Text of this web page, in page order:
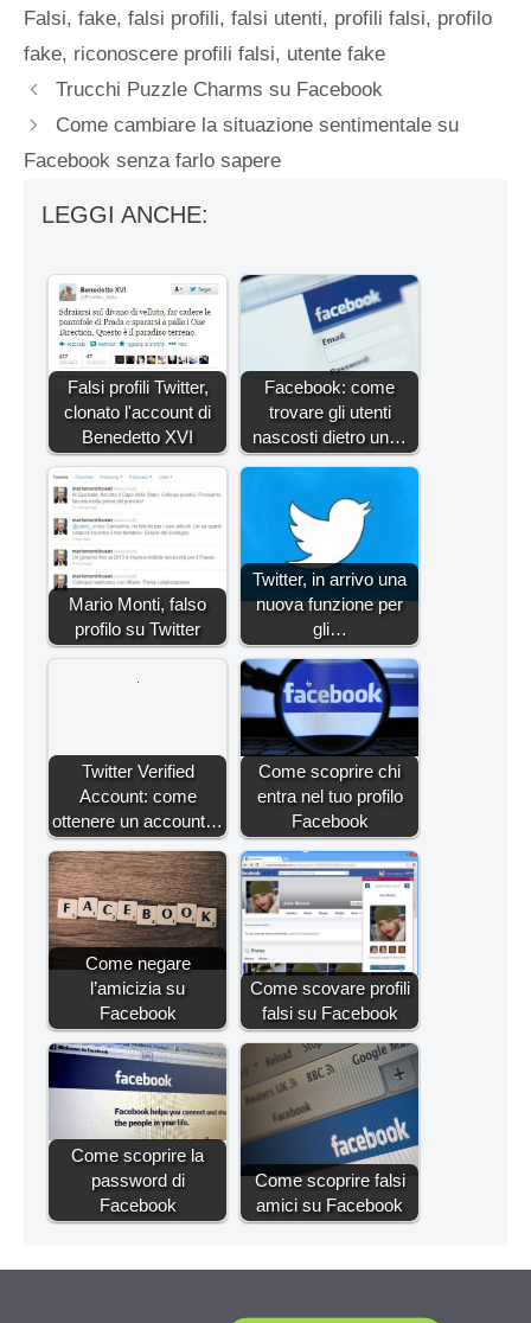
Falsi, fake, falsi profili, falsi utenti, profili falsi, profilo
fake, riconoscere profili falsi, utente fake
Trucchi Puzzle Charms su Facebook
Come cambiare la situazione sentimentale su
Facebook senza farlo sapere
LEGGI ANCHE:
Falsi profili Twitter,
clonato l'account di
Benedetto XVI
Facebook: come
trovare gli utenti
nascosti dietro un…
Mario Monti, falso
profilo su Twitter
Twitter, in arrivo una
nuova funzione per
gli…
Twitter Verified
Account: come
ottenere un account…
Come scoprire chi
entra nel tuo profilo
Facebook
Come negare
l’amicizia su
Facebook
Come scovare profili
falsi su Facebook
Come scoprire la
password di
Facebook
Come scoprire falsi
amici su Facebook